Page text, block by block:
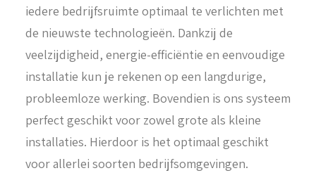
iedere bedrijfsruimte optimaal te verlichten met
de nieuwste technologieën. Dankzij de
veelzijdigheid, energie-efficiëntie en eenvoudige
installatie kun je rekenen op een langdurige,
probleemloze werking. Bovendien is ons systeem
perfect geschikt voor zowel grote als kleine
installaties. Hierdoor is het optimaal geschikt
voor allerlei soorten bedrijfsomgevingen.